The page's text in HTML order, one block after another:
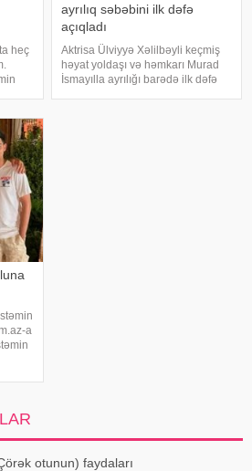
heç
ayrılıq səbəbini ilk dəfə
açıqladı
Aktrisa Ülviyyə Xəlilbəyli keçmiş
həyat yoldaşı və həmkarı Murad
İsmayılla ayrılığı barədə ilk dəfə
a
otunun) faydaları